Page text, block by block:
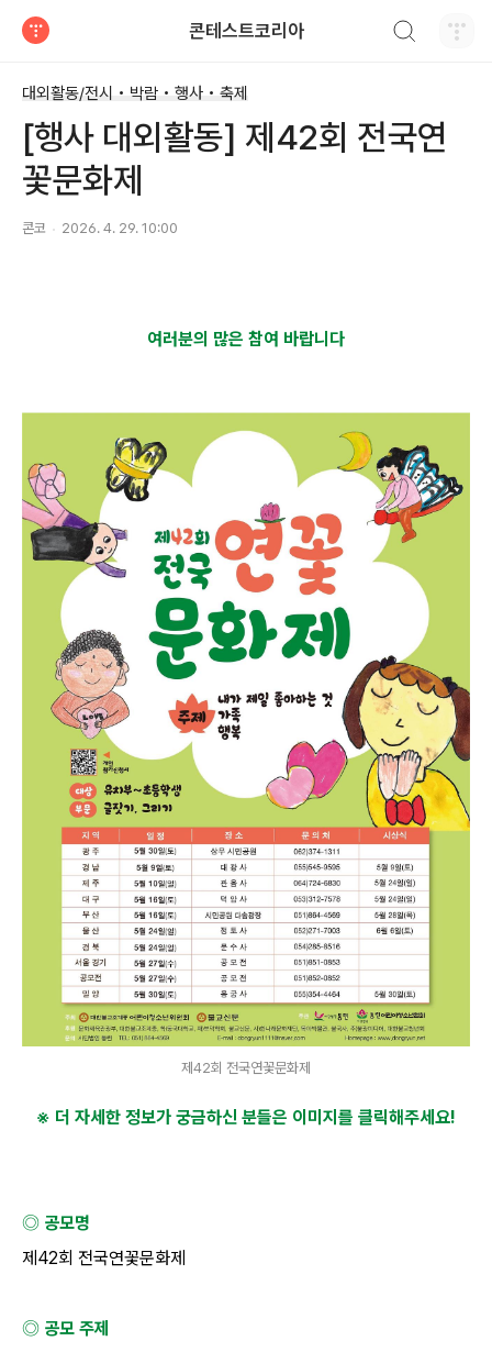
콘테스트코리아
대외활동/전시 • 박람 • 행사 • 축제
[행사 대외활동] 제42회 전국연
꽃문화제
콘코 2026. 4. 29. 10:00
여러분의 많은 참여 바랍니다
제42회 전국연꽃문화제
※ 더 자세한 정보가 궁금하신 분들은 이미지를 클릭해주세요!
◎ 공모명
제42회 전국연꽃문화제
◎ 공모 주제